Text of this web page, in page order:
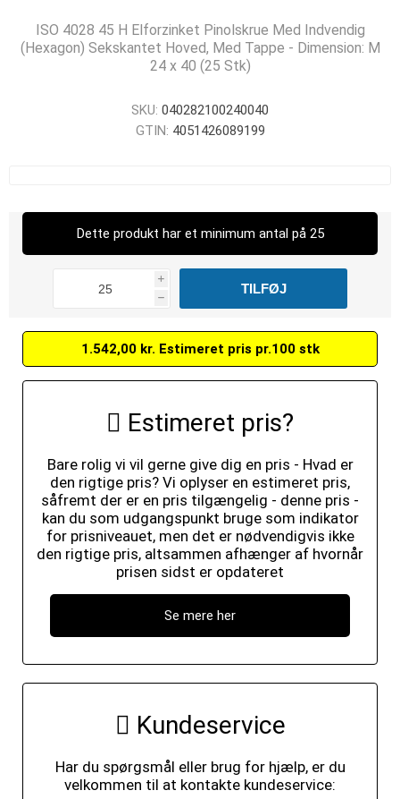
ISO 4028 45 H Elforzinket Pinolskrue Med Indvendig
(Hexagon) Sekskantet Hoved, Med Tappe - Dimension: M
24 x 40 (25 Stk)
SKU: 040282100240040
GTIN: 4051426089199
Dette produkt har et minimum antal på 25
i
h
1.542,00 kr. Estimeret pris pr.100 stk
Estimeret pris?
Bare rolig vi vil gerne give dig en pris - Hvad er
den rigtige pris? Vi oplyser en estimeret pris,
såfremt der er en pris tilgængelig - denne pris -
kan du som udgangspunkt bruge som indikator
for prisniveauet, men det er nødvendigvis ikke
den rigtige pris, altsammen afhænger af hvornår
prisen sidst er opdateret
Se mere her
Kundeservice
Har du spørgsmål eller brug for hjælp, er du
velkommen til at kontakte kundeservice: